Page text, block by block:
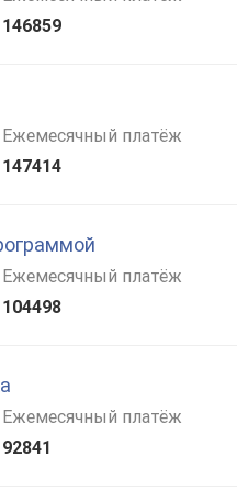
146859
Ежемесячный платёж
147414
Ежемесячный платёж
104498
Ежемесячный платёж
92841